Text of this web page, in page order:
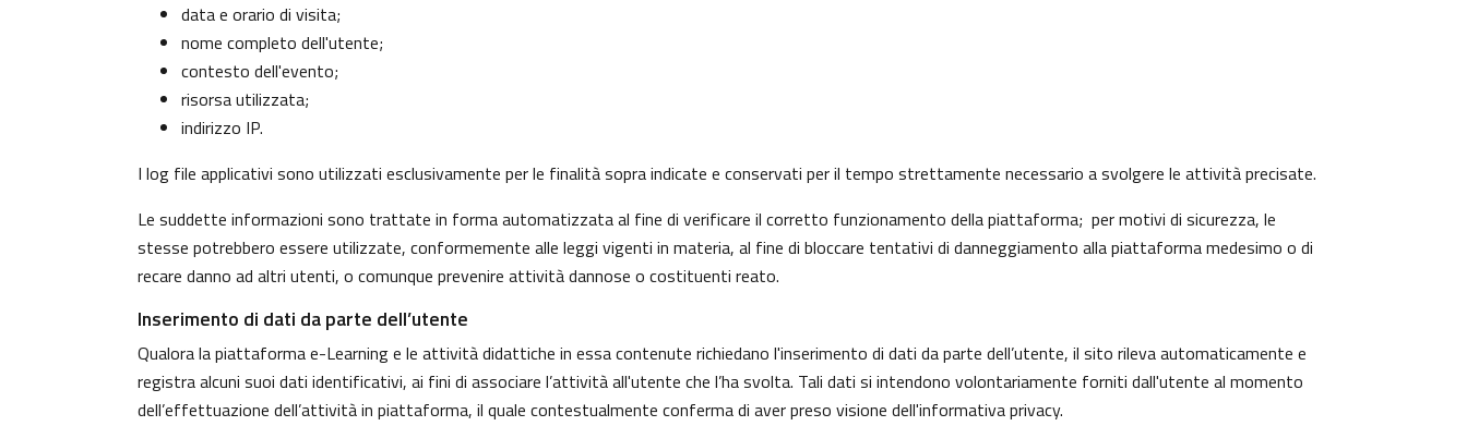
data e orario di visita;
nome completo dell'utente;
contesto dell'evento;
risorsa utilizzata;
indirizzo IP.
I log file applicativi sono utilizzati esclusivamente per le finalità sopra indicate e conservati per il tempo strettamente necessario a svolgere le attività precisate.
Le suddette informazioni sono trattate in forma automatizzata al fine di verificare il corretto funzionamento della piattaforma; per motivi di sicurezza, le
stesse potrebbero essere utilizzate, conformemente alle leggi vigenti in materia, al fine di bloccare tentativi di danneggiamento alla piattaforma medesimo o di
recare danno ad altri utenti, o comunque prevenire attività dannose o costituenti reato.
Inserimento di dati da parte dell’utente
Qualora la piattaforma e-Learning e le attività didattiche in essa contenute richiedano l'inserimento di dati da parte dell’utente, il sito rileva automaticamente e
registra alcuni suoi dati identificativi, ai fini di associare l’attività all'utente che l’ha svolta. Tali dati si intendono volontariamente forniti dall'utente al momento
dell’effettuazione dell’attività in piattaforma, il quale contestualmente conferma di aver preso visione dell'informativa privacy.